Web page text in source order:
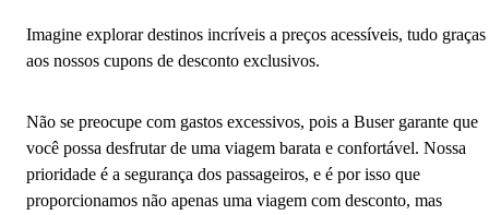
Imagine explorar destinos incríveis a preços acessíveis, tudo graças
aos nossos cupons de desconto exclusivos.
Não se preocupe com gastos excessivos, pois a Buser garante que
você possa desfrutar de uma viagem barata e confortável. Nossa
prioridade é a segurança dos passageiros, e é por isso que
proporcionamos não apenas uma viagem com desconto, mas